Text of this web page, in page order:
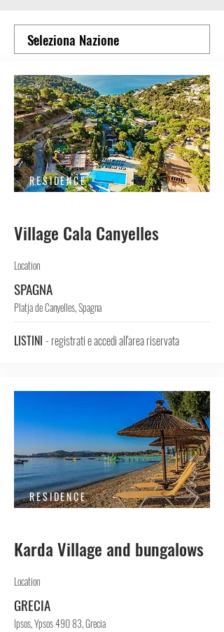
RESIDENCE
Village Cala Canyelles
Location
SPAGNA
Platja de Canyelles, Spagna
LISTINI - registrati e accedi all'area riservata
RESIDENCE
Karda Village and bungalows
Location
GRECIA
Ipsos, Ypsos 490 83, Grecia